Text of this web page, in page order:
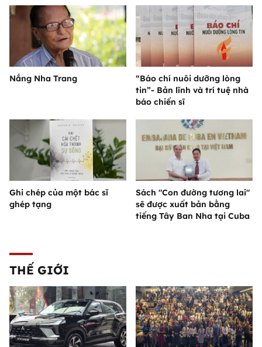
Nắng Nha Trang
“Báo chí nuôi dưỡng lòng
tin”- Bản lĩnh và trí tuệ nhà
báo chiến sĩ
Ghi chép của một bác sĩ
ghép tạng
Sách "Con đường tương lai"
sẽ được xuất bản bằng
tiếng Tây Ban Nha tại Cuba
THẾ GIỚI